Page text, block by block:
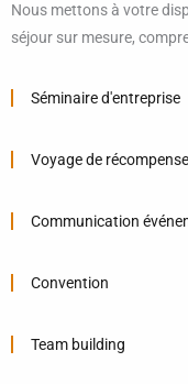
Nous mettons à votre
séjour sur mesure,
Séminaire d'entreprise
Voyage de récompense
Communication
Convention
Team building